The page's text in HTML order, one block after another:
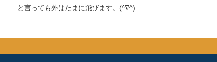
と言っても外はたまに飛びます。(^∇^)